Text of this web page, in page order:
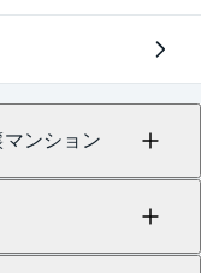
ンション